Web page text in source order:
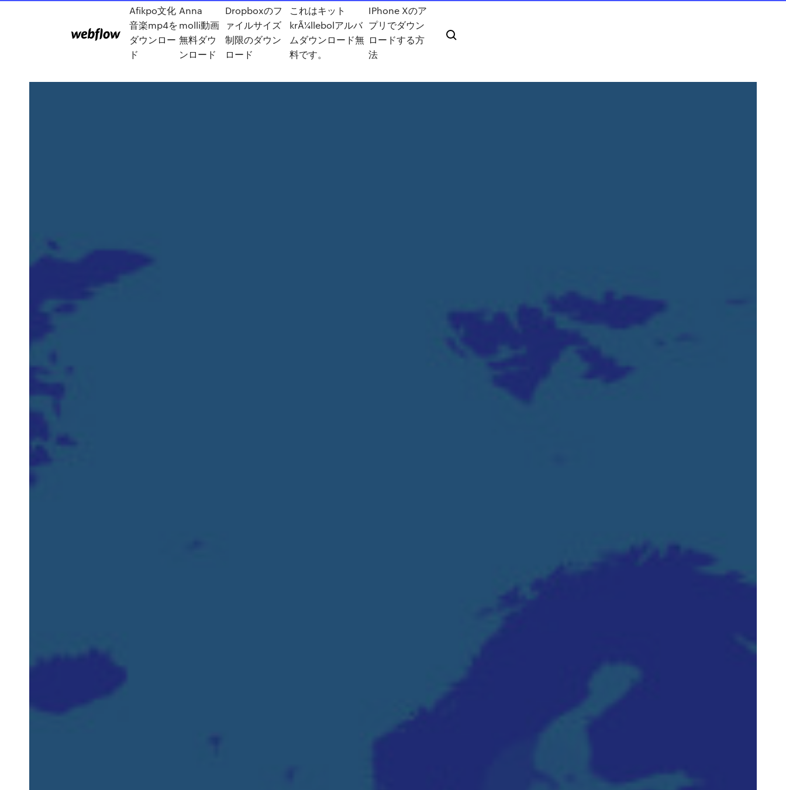
Afikpo文化
音楽mp4を
ダウンロー
ド
Anna
molli動画
無料ダウ
ンロード
Dropboxのフ
ァイルサイズ
制限のダウン
ロード
これはキット
krÃ¼llebolアルバ
ムダウンロード無
料です。
IPhone Xのア
プリでダウン
ロードする方
法